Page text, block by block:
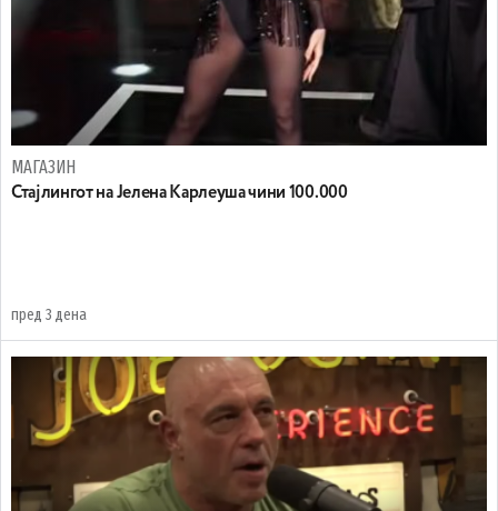
МАГАЗИН
Стајлингот на Јелена Карлеуша чини 100.000
пред 3 дена